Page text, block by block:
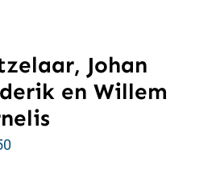
Johan
en Willem